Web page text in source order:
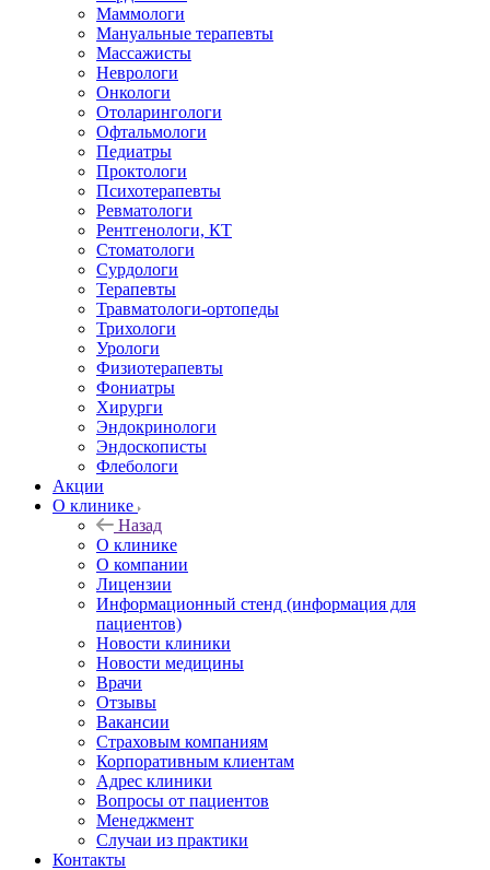
Маммологи
Мануальные терапевты
Массажисты
Неврологи
Онкологи
Отоларингологи
Офтальмологи
Педиатры
Проктологи
Психотерапевты
Ревматологи
Рентгенологи, КТ
Стоматологи
Сурдологи
Терапевты
Травматологи-ортопеды
Трихологи
Урологи
Физиотерапевты
Фониатры
Хирурги
Эндокринологи
Эндоскописты
Флебологи
Акции
О клинике
Назад
О клинике
О компании
Лицензии
Информационный стенд (информация для
пациентов)
Новости клиники
Новости медицины
Врачи
Отзывы
Вакансии
Страховым компаниям
Корпоративным клиентам
Адрес клиники
Вопросы от пациентов
Менеджмент
Случаи из практики
Контакты